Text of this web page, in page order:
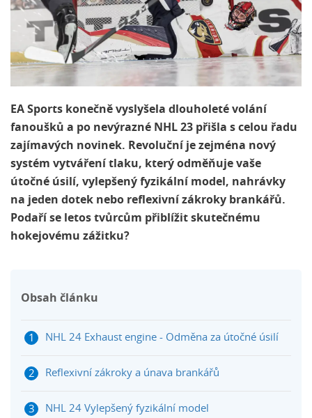
EA Sports konečně vyslyšela dlouholeté volání
fanoušků a po nevýrazné NHL 23 přišla s celou řadu
zajímavých novinek. Revoluční je zejména nový
systém vytváření tlaku, který odměňuje vaše
útočné úsilí, vylepšený fyzikální model, nahrávky
na jeden dotek nebo reflexivní zákroky brankářů.
Podaří se letos tvůrcům přiblížit skutečnému
hokejovému zážitku?
Obsah článku
NHL 24 Exhaust engine - Odměna za útočné úsilí
Reflexivní zákroky a únava brankářů
NHL 24 Vylepšený fyzikální model